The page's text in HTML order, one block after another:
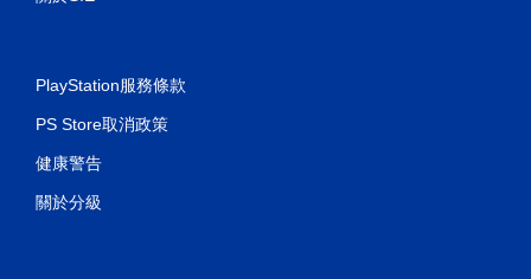
PlayStation服務條款
PS Store取消政策
健康警告
關於分級